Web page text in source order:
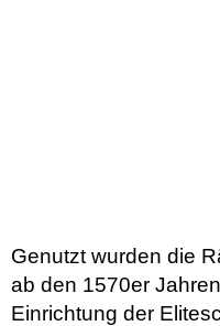
Genutzt wurden die
ab den 1570er
Einrichtung der